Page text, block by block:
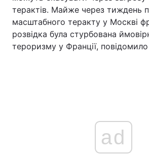
терактів. Майже через тиждень
масштабного теракту у Москві
розвідка була стурбована
тероризму у Франції,
ad